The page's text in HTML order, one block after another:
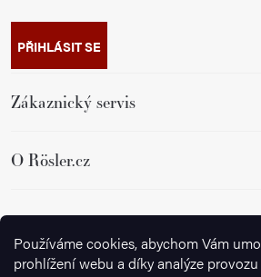
Používáme cookies, abychom Vám
prohlížení webu a díky analýze
PŘIHLÁSIT SE
Zákaznický servis
O Rösler.cz
Sledujte nás